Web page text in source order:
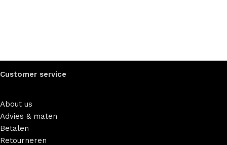
Customer service
About us
Advies & maten
Betalen
Retourneren